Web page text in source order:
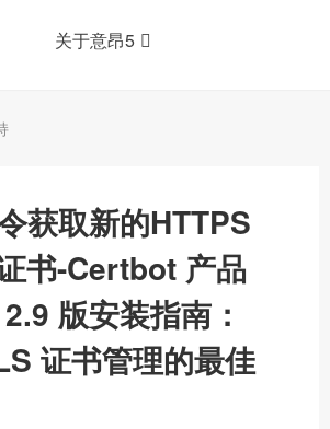
关于意昂5
获取新的HTTPS
书-Certbot 产品
版安装指南：
证书管理的最佳